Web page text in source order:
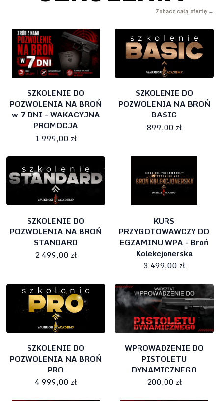
Zobacz całą ofertę →
SZKOLENIE DO
POZWOLENIA NA BROŃ
w 7 DNI - WAKACYJNA
PROMOCJA
1 999,00 zł
SZKOLENIE DO
POZWOLENIA NA BROŃ
BASIC
899,00 zł
SZKOLENIE DO
POZWOLENIA NA BROŃ
STANDARD
2 499,00 zł
KURS
PRZYGOTOWAWCZY DO
EGZAMINU WPA - Broń
Kolekcjonerska
3 499,00 zł
SZKOLENIE DO
POZWOLENIA NA BROŃ
PRO
4 999,00 zł
WPROWADZENIE DO
PISTOLETU
DYNAMICZNEGO
200,00 zł